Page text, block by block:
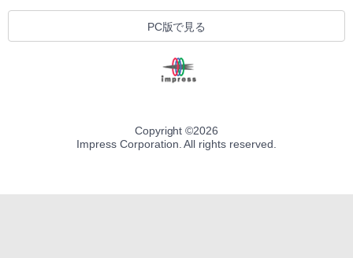
PC版で見る
Copyright ©2026
Impress Corporation. All rights reserved.